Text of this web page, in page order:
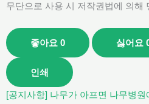
무단으로 사용 시 저작권법에 의해
좋아요 0 싫어요
인쇄
[공지사항] 나무가 아프면 나무병원